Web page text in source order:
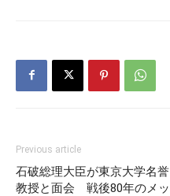
Previous article
石破総理大臣が東京大学名誉
教授と面会 戦後80年のメッ